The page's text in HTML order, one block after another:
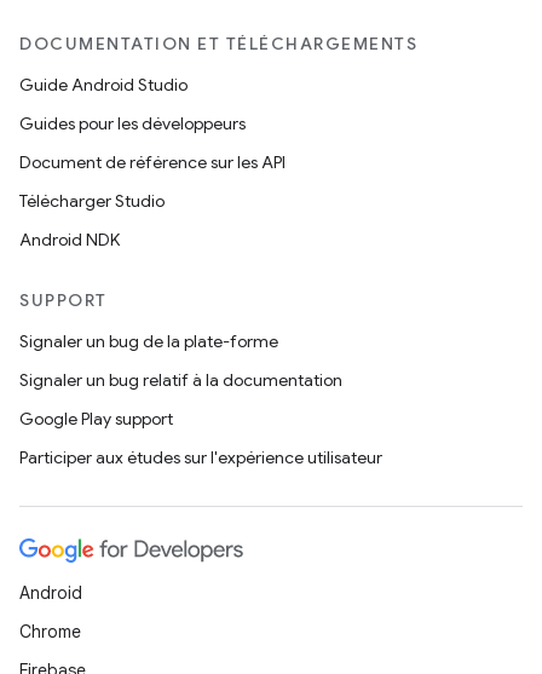
DOCUMENTATION ET TÉLÉCHARGEMENTS
Guide Android Studio
Guides pour les développeurs
Document de référence sur les API
Télécharger Studio
Android NDK
SUPPORT
Signaler un bug de la plate-forme
Signaler un bug relatif à la documentation
Google Play support
Participer aux études sur l'expérience utilisateur
Android
Chrome